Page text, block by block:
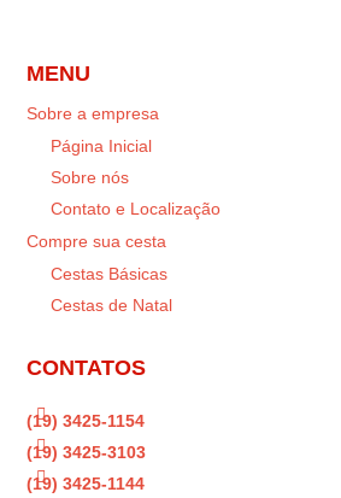
MENU
Sobre a empresa
Página Inicial
Sobre nós
Contato e Localização
Compre sua cesta
Cestas Básicas
Cestas de Natal
CONTATOS

(19) 3425-1154

(19) 3425-3103

(19) 3425-1144